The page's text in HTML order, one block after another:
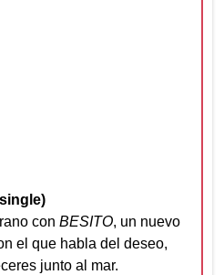
con BESITO, un nuevo
el que habla del deseo,
junto al mar.